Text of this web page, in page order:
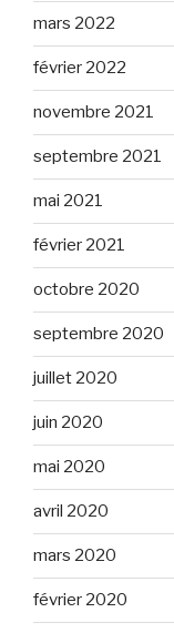
mars 2022
février 2022
novembre 2021
septembre 2021
mai 2021
février 2021
octobre 2020
septembre 2020
juillet 2020
juin 2020
mai 2020
avril 2020
mars 2020
février 2020